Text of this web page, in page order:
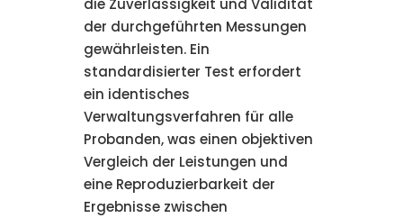
die Zuverlässigkeit und Validität
der durchgeführten Messungen
gewährleisten. Ein
standardisierter Test erfordert
ein identisches
Verwaltungsverfahren für alle
Probanden, was einen objektiven
Vergleich der Leistungen und
eine Reproduzierbarkeit der
Ergebnisse zwischen